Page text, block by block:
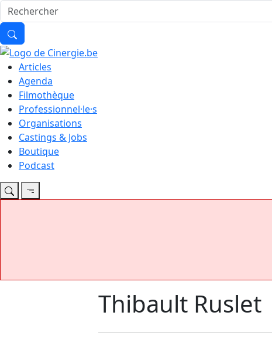
Articles
Agenda
Filmothèque
Professionnel·le·s
Organisations
Castings & Jobs
Boutique
Podcast
Thibault Ruslet